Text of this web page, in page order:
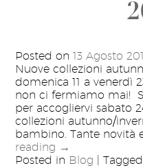
Posted on 13 Agosto
Nuove collezioni
domenica 11 a venerdì
non ci fermiamo mai!
per accogliervi sabato
collezioni autunno/
bambino. Tante novità
reading →
Posted in Blog Tagged